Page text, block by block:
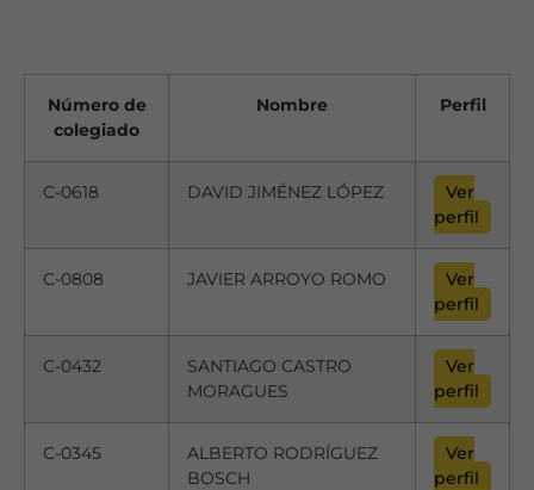
Número de
colegiado
Nombre Perfil
C-0618 DAVID JIMÉNEZ LÓPEZ
Ver
perfil
C-0808 JAVIER ARROYO ROMO
Ver
perfil
C-0432
SANTIAGO CASTRO
MORAGUES
Ver
perfil
C-0345
ALBERTO RODRÍGUEZ
BOSCH
Ver
perfil